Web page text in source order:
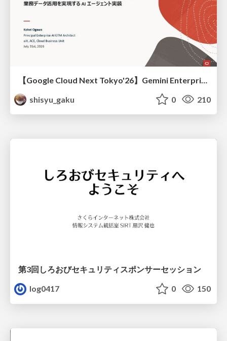
shisyu_gaku
0 210
第3回しろおびセキュリティスポンサーセッション
log0417
0 150